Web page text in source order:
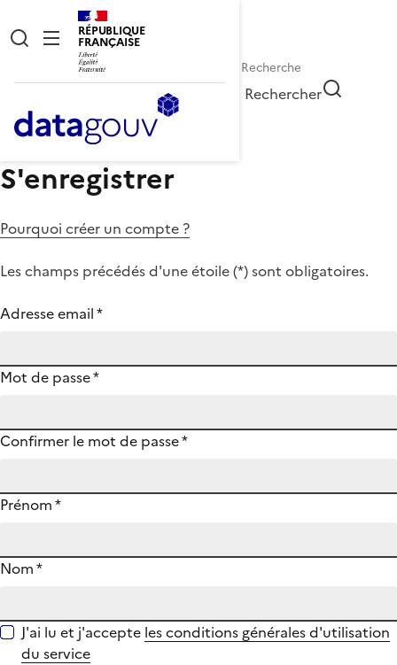
RÉPUBLIQUE
FRANÇAISE
Rechercher
S'enregistrer
Pourquoi créer un compte ?
Les champs précédés d'une étoile (*) sont obligatoires.
Adresse email*
Mot de passe*
Confirmer le mot de passe*
Prénom*
Nom*
J'ai lu et j'accepte les conditions générales d'utilisation
du service